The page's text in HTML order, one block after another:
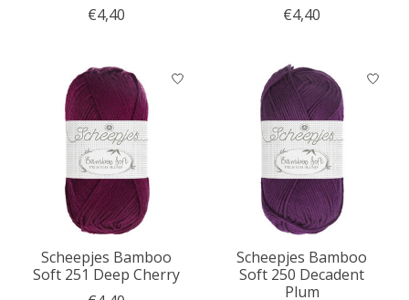
€4,40
€4,40
Scheepjes Bamboo
Soft 251 Deep Cherry
Scheepjes Bamboo
Soft 250 Decadent
Plum